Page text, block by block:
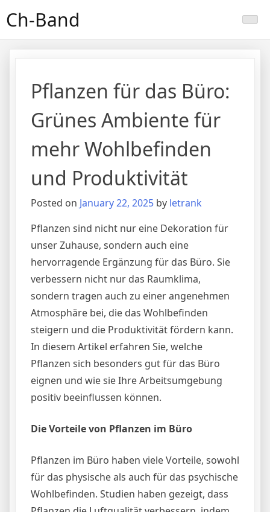
toCh-Band
Pflanzen für das Büro:
Grünes Ambiente für
mehr Wohlbefinden
und Produktivität
Posted on January 22, 2025 by letrank
Pflanzen sind nicht nur eine Dekoration für
unser Zuhause, sondern auch eine
hervorragende Ergänzung für das Büro. Sie
verbessern nicht nur das Raumklima,
sondern tragen auch zu einer angenehmen
Atmosphäre bei, die das Wohlbefinden
steigern und die Produktivität fördern kann.
In diesem Artikel erfahren Sie, welche
Pflanzen sich besonders gut für das Büro
eignen und wie sie Ihre Arbeitsumgebung
positiv beeinflussen können.
Die Vorteile von Pflanzen im Büro
Pflanzen im Büro haben viele Vorteile, sowohl
für das physische als auch für das psychische
Wohlbefinden. Studien haben gezeigt, dass